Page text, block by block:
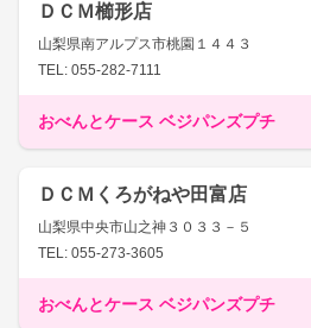
ＤＣＭ櫛形店
山梨県南アルプス市桃園１４４３
TEL: 055-282-7111
おべんとケース ベジパンズプチ
ＤＣＭくろがねや田富店
山梨県中央市山之神３０３３－５
TEL: 055-273-3605
おべんとケース ベジパンズプチ